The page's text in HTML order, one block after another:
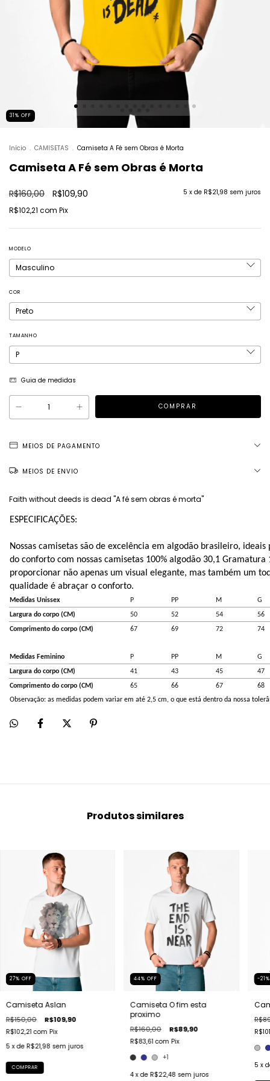
31% OFF
Início . CAMISETAS . Camiseta A Fé sem Obras é Morta
Camiseta A Fé sem Obras é Morta
R$160,00 R$109,90 5 x de R$21,98 sem juros
R$102,21 com Pix
MODELO
COR
TAMANHO
Guia de medidas
MEIOS DE PAGAMENTO
MEIOS DE ENVIO
Faith without deeds is dead "A fé sem obras é morta"
ESPECIFICAÇÕES:
Nossas camisetas são de excelência em algodão brasileiro,
do conforto com nossas camisetas 100% algodão 30,1
proporcionar não apenas um visual elegante, mas também um
qualidade é abraçar o conforto.
Medidas Unissex P PP M
G
Largura do corpo (CM)
50 52 54
56
Comprimento do corpo (CM)
67 69 72 74
Medidas Feminino P PP M
G
Largura do corpo (CM)
41 43 45
47
Comprimento do corpo (CM)
65 66 67
68
Observação: as medidas podem variar em até 2,5 cm, o que está dentro da nossa
Produtos similares
27% OFF
Camiseta Aslan
R$150,00 R$109,90
R$102,21com Pix
5 x de R$21,98 sem juros
COMPRAR
44% OFF
Camiseta O fim esta
proximo
R$160,00 R$89,90
R$83,61com Pix
+1
4 x de R$22,48 sem juros
-21
5 x